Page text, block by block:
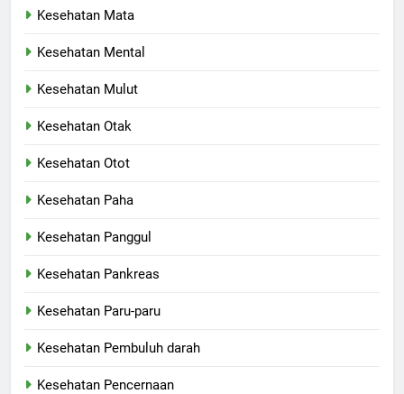
Kesehatan Mata
Kesehatan Mental
Kesehatan Mulut
Kesehatan Otak
Kesehatan Otot
Kesehatan Paha
Kesehatan Panggul
Kesehatan Pankreas
Kesehatan Paru-paru
Kesehatan Pembuluh darah
Kesehatan Pencernaan